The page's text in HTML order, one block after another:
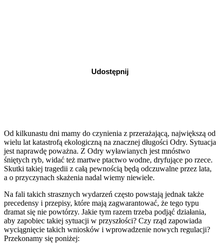
Udostępnij
Od kilkunastu dni mamy do czynienia z przerażającą, największą od
wielu lat katastrofą ekologiczną na znacznej długości Odry. Sytuacja
jest naprawdę poważna. Z Odry wyławianych jest mnóstwo
śniętych ryb, widać też martwe ptactwo wodne, dryfujące po rzece.
Skutki takiej tragedii z całą pewnością będą odczuwalne przez lata,
a o przyczynach skażenia nadal wiemy niewiele.
Na fali takich strasznych wydarzeń często powstają jednak także
precedensy i przepisy, które mają zagwarantować, że tego typu
dramat się nie powtórzy. Jakie tym razem trzeba podjąć działania,
aby zapobiec takiej sytuacji w przyszłości? Czy rząd zapowiada
wyciągnięcie takich wniosków i wprowadzenie nowych regulacji?
Przekonamy się poniżej: